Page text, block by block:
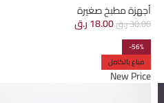
أجهزة مطبخ صغيرة
30.00ر.ق18.00ر.ق
-56%
مباع بالكامل
New Price